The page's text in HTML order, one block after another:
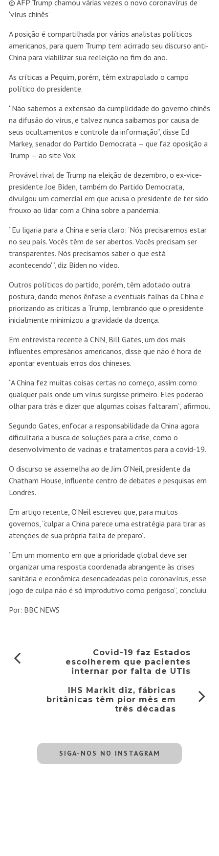
© AFPTrump chamou várias vezes o novo coronavírus de
‘vírus chinês’
A posição é compartilhada por vários analistas políticos
americanos, para quem Trump tem acirrado seu discurso anti-
China para viabilizar sua reeleição no fim do ano.
As críticas a Pequim, porém, têm extrapolado o campo
político do presidente.
“Não sabemos a extensão da cumplicidade do governo chinês
na difusão do vírus, e talvez nunca saibamos por causa de
seus ocultamentos e controle da informação”, disse Ed
Markey, senador do Partido Democrata — que faz oposição a
Trump — ao site Vox.
Provável rival de Trump na eleição de dezembro, o ex-vice-
presidente Joe Biden, também do Partido Democrata,
divulgou um comercial em que acusa o presidente de ter sido
frouxo ao lidar com a China sobre a pandemia.
“Eu ligaria para a China e seria claro: ‘Nós precisaremos estar
no seu país. Vocês têm de ser abertos. Vocês precisam ser
transparentes. Nós precisamos saber o que está
acontecendo'”, diz Biden no vídeo.
Outros políticos do partido, porém, têm adotado outra
postura, dando menos ênfase a eventuais falhas da China e
priorizando as críticas a Trump, lembrando que o presidente
inicialmente minimizou a gravidade da doença.
Em entrevista recente à CNN, Bill Gates, um dos mais
influentes empresários americanos, disse que não é hora de
apontar eventuais erros dos chineses.
“A China fez muitas coisas certas no começo, assim como
qualquer país onde um vírus surgisse primeiro. Eles poderão
olhar para trás e dizer que algumas coisas faltaram”, afirmou.
Segundo Gates, enfocar a responsabilidade da China agora
dificultaria a busca de soluções para a crise, como o
desenvolvimento de vacinas e tratamentos para a covid-19.
O discurso se assemelha ao de Jim O’Neil, presidente da
Chatham House, influente centro de debates e pesquisas em
Londres.
Em artigo recente, O’Neil escreveu que, para muitos
governos, “culpar a China parece uma estratégia para tirar as
atenções de sua própria falta de preparo”.
“Em um momento em que a prioridade global deve ser
organizar uma resposta coordenada abrangente às crises
sanitária e econômica desencadeadas pelo coronavírus, esse
jogo de culpa não é só improdutivo como perigoso”, concluiu.
Por: BBC NEWS
Covid-19 faz Estados
escolherem que pacientes
internar por falta de UTIs
IHS Markit diz, fábricas
britânicas têm pior mês em
três décadas
SIGA-NOS NO INSTAGRAM